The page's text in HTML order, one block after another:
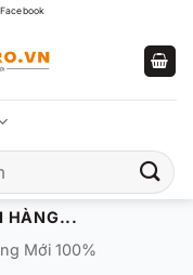
Facebook
HÀNG...
Mới 100%